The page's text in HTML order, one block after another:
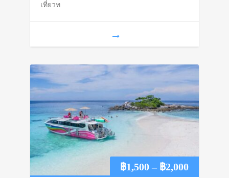
เที่ยวท
฿1,500 – ฿2,000Price